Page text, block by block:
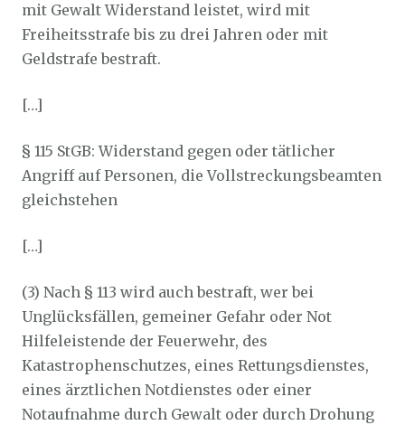
mit Gewalt Widerstand leistet, wird mit
Freiheitsstrafe bis zu drei Jahren oder mit
Geldstrafe bestraft.
[…]
§ 115 StGB: Widerstand gegen oder tätlicher
Angriff auf Personen, die Vollstreckungsbeamten
gleichstehen
[…]
(3) Nach § 113 wird auch bestraft, wer bei
Unglücksfällen, gemeiner Gefahr oder Not
Hilfeleistende der Feuerwehr, des
Katastrophenschutzes, eines Rettungsdienstes,
eines ärztlichen Notdienstes oder einer
Notaufnahme durch Gewalt oder durch Drohung